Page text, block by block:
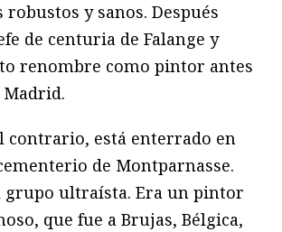
y sanos. Después
de centuria de Falange y
renombre como pintor antes
contrario, está enterrado en
de Montparnasse.
grupo ultraísta. Era un pintor
que fue a Brujas, Bélgica,